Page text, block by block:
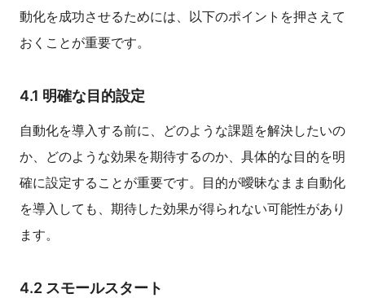
動化を成功させるためには、以下のポイントを押さえて
おくことが重要です。
4.1 明確な目的設定
自動化を導入する前に、どのような課題を解決したいの
か、どのような効果を期待するのか、具体的な目的を明
確に設定することが重要です。目的が曖昧なまま自動化
を導入しても、期待した効果が得られない可能性があり
ます。
4.2 スモールスタート